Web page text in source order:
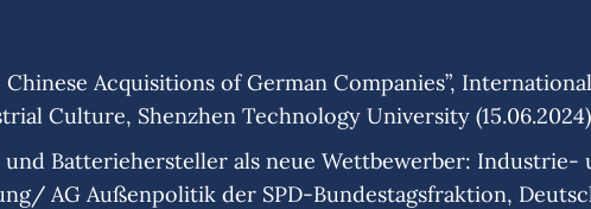
Acquisitions of German Companies”,
Culture, Shenzhen Technology University (15.06.2024)
und Batteriehersteller als neue Wettbewerber:
AG Außenpolitik der SPD-Bundestagsfraktion,